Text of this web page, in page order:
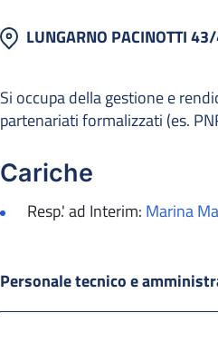
LUNGARNO PACINOTTI
Si occupa della gestione e
partenariati formalizzati (es.
Cariche
Resp.' ad Interim: Marina
Personale tecnico e